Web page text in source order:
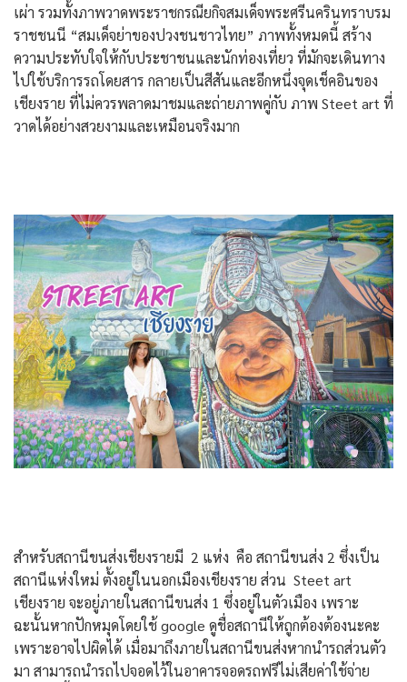
เผ่า รวมทั้งภาพวาดพระราชกรณียกิจสมเด็จพระศรีนครินทราบรม
ราชชนนี “สมเด็จย่าของปวงชนชาวไทย” ภาพทั้งหมดนี้ สร้าง
ความประทับใจให้กับประชาชนและนักท่องเที่ยว ที่มักจะเดินทาง
ไปใช้บริการรถโดยสาร กลายเป็นสีสันและอีกหนึ่งจุดเช็คอินของ
เชียงราย ที่ไม่ควรพลาดมาชมและถ่ายภาพคู่กับ ภาพ Steet art ที่
วาดได้อย่างสวยงามและเหมือนจริงมาก
สำหรับสถานีขนส่งเชียงรายมี 2 แห่ง คือ สถานีขนส่ง 2 ซึ่งเป็น
สถานีแห่งใหม่ ตั้งอยู่ในนอกเมืองเชียงราย ส่วน Steet art
เชียงราย จะอยู่ภายในสถานีขนส่ง 1 ซึ่งอยู่ในตัวเมือง เพราะ
ฉะนั้นหากปักหมุดโดยใช้ google ดูชื่อสถานีให้ถูกต้องต้องนะคะ
เพราะอาจไปผิดได้ เมื่อมาถึงภายในสถานีขนส่งหากนำรถส่วนตัว
มา สามารถนำรถไปจอดไว้ในอาคารจอดรถฟรีไม่เสียค่าใช้จ่าย